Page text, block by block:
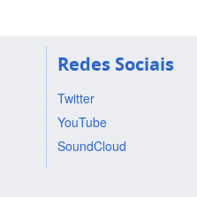
Redes Sociais
Twitter
YouTube
SoundCloud